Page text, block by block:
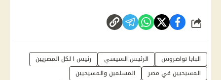
شارك
البابا تواضروس الرئيس السيسي
رئيس ا لكل المصريين
المسيحيين في مصر
المسلمين والمسيحيين